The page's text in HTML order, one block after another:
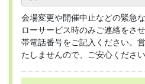
会場変更や開催中止などの緊急
ローサービス時のみご連絡をさ
帯電話番号をご記入ください。
たしませんので、ご安心ください